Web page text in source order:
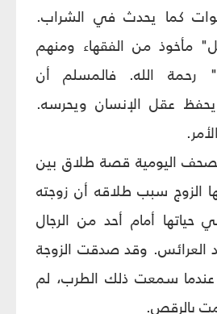
كما يحدث في الشراب.
مأخوذ من الفقهاء ومنهم
رحمة الله. فالمسلم أن
عقل الإنسان ويحرسه.
اليومية قصة طلاق بين
الزوج سبب طلاقه أن زوجته
أمام أحد من الرجال
وقد صدقت الزوجة
عندما سمعت ذلك الطرب، لم
بالرقص.